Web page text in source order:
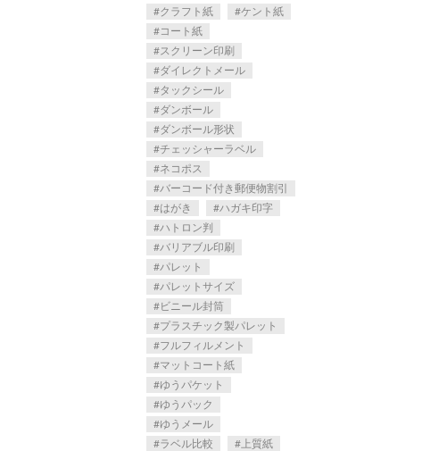
クラフト紙
ケント紙
コート紙
スクリーン印刷
ダイレクトメール
タックシール
ダンボール
ダンボール形状
チェッシャーラベル
ネコポス
バーコード付き郵便物割引
はがき
ハガキ印字
ハトロン判
バリアブル印刷
パレット
パレットサイズ
ビニール封筒
プラスチック製パレット
フルフィルメント
マットコート紙
ゆうパケット
ゆうパック
ゆうメール
ラベル比較
上質紙